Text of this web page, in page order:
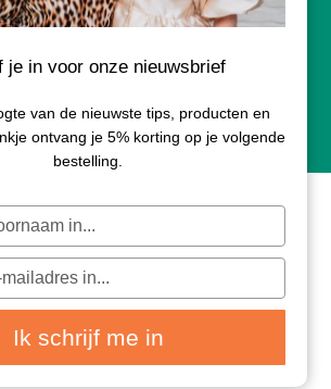
luxe sample bij aankoop van 3
vanaf €100,-
huid
je in voor onze nieuwsbrief
van de nieuwste tips, producten en
ontvang je 5% korting op je volgende
bestelling.
Ik schrijf me in